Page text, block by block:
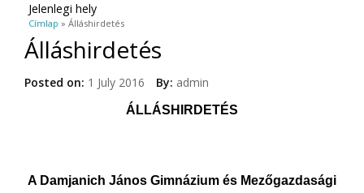
Jelenlegi hely
Címlap » Álláshirdetés
Álláshirdetés
Posted on: 1 July 2016 By: admin
ÁLLÁSHIRDETÉS
A Damjanich János Gimnázium és Mezőgazdasági